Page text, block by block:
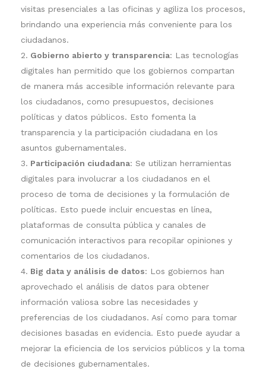
visitas presenciales a las oficinas y agiliza los procesos,
brindando una experiencia más conveniente para los
ciudadanos.
Gobierno abierto y transparencia: Las tecnologías
digitales han permitido que los gobiernos compartan
de manera más accesible información relevante para
los ciudadanos, como presupuestos, decisiones
políticas y datos públicos. Esto fomenta la
transparencia y la participación ciudadana en los
asuntos gubernamentales.
Participación ciudadana: Se utilizan herramientas
digitales para involucrar a los ciudadanos en el
proceso de toma de decisiones y la formulación de
políticas. Esto puede incluir encuestas en línea,
plataformas de consulta pública y canales de
comunicación interactivos para recopilar opiniones y
comentarios de los ciudadanos.
Big data y análisis de datos: Los gobiernos han
aprovechado el análisis de datos para obtener
información valiosa sobre las necesidades y
preferencias de los ciudadanos. Así como para tomar
decisiones basadas en evidencia. Esto puede ayudar a
mejorar la eficiencia de los servicios públicos y la toma
de decisiones gubernamentales.